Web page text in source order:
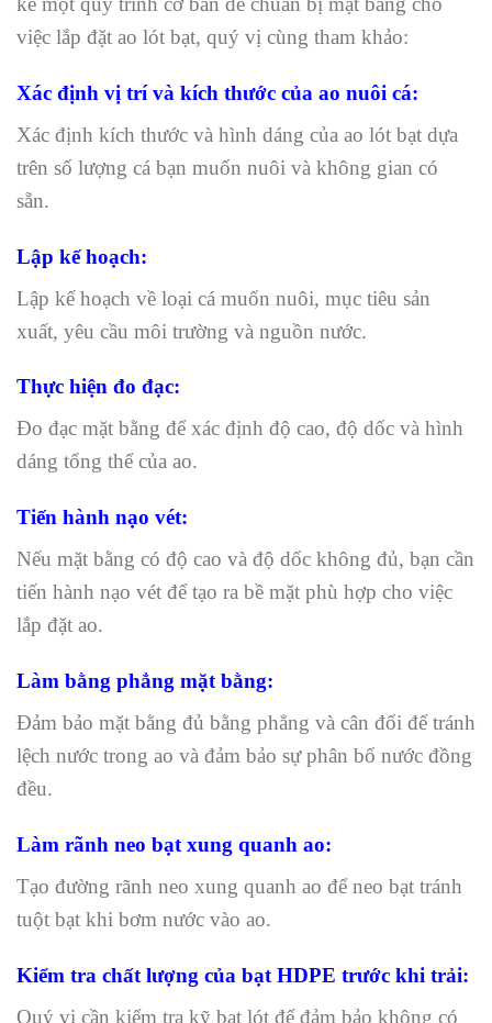
việc lắp đặt ao lót bạt, quý vị cùng tham khảo:
Xác định vị trí và kích thước của ao nuôi cá:
Xác định kích thước và hình dáng của ao lót bạt dựa
trên số lượng cá bạn muốn nuôi và không gian có
sẵn.
Lập kế hoạch:
Lập kế hoạch về loại cá muốn nuôi, mục tiêu sản
xuất, yêu cầu môi trường và nguồn nước.
Thực hiện đo đạc:
Đo đạc mặt bằng để xác định độ cao, độ dốc và hình
dáng tổng thể của ao.
Tiến hành nạo vét:
Nếu mặt bằng có độ cao và độ dốc không đủ, bạn cần
tiến hành nạo vét để tạo ra bề mặt phù hợp cho việc
lắp đặt ao.
Làm bằng phẳng mặt bằng:
Đảm bảo mặt bằng đủ bằng phẳng và cân đối để tránh
lệch nước trong ao và đảm bảo sự phân bố nước đồng
đều.
Làm rãnh neo bạt xung quanh ao:
Tạo đường rãnh neo xung quanh ao để neo bạt tránh
tuột bạt khi bơm nước vào ao.
Kiểm tra chất lượng của bạt HDPE trước khi trải:
Quý vị cần kiểm tra kỹ bạt lót để đảm bảo không có